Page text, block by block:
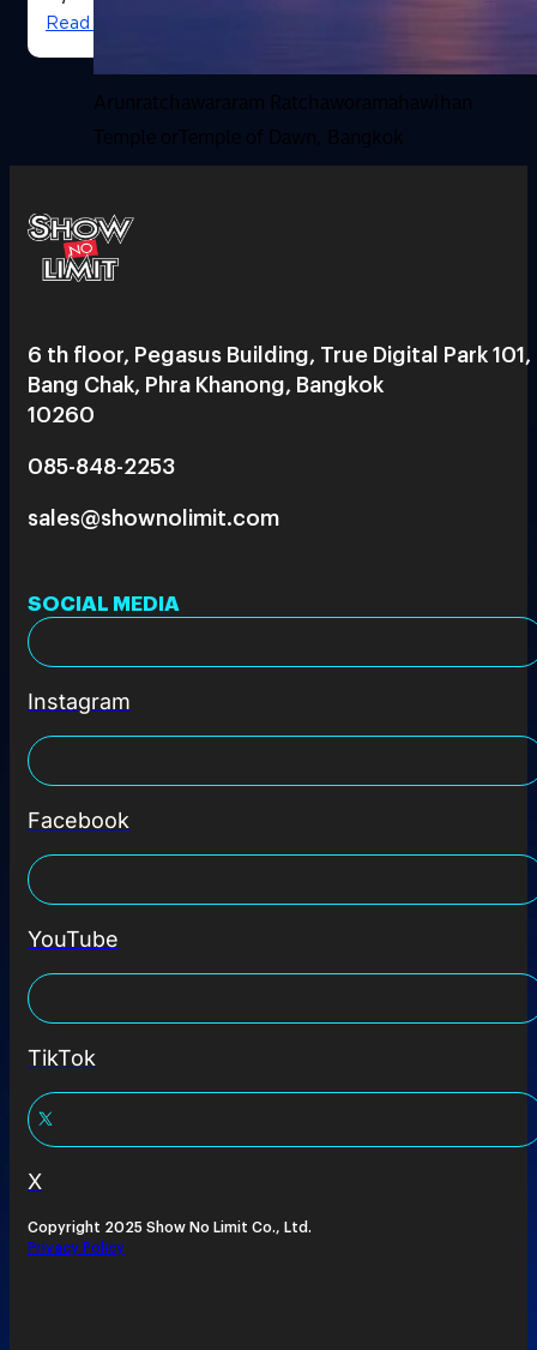
Arunratchawararam Ratchaworamahawihan
Temple orTemple of Dawn, Bangkok
Read More
6 th floor, Pegasus Building, True Digital Park 101,
Bang Chak, Phra Khanong, Bangkok
10260
085-848-2253
sales@shownolimit.com
SOCIAL MEDIA
Instagram
Facebook
YouTube
TikTok
X
Copyright 2025 Show No Limit Co., Ltd.
Privacy Policy